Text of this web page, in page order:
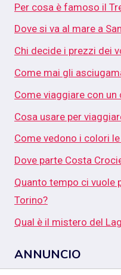
Per cosa è famoso il
Dove si va al mare a
Chi decide i prezzi dei
Come mai gli
Come viaggiare con un
Cosa usare per
Come vedono i colori
Dove parte Costa
Quanto tempo ci vuole
Torino?
Qual è il mistero del
ANNUNCIO